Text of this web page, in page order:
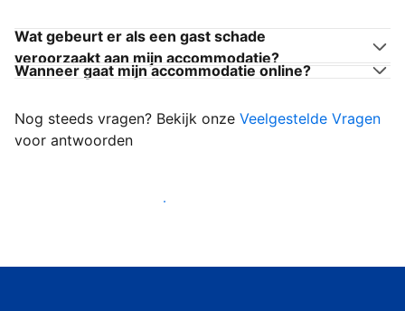
Wat gebeurt er als een gast schade
veroorzaakt aan mijn accommodatie?
Wanneer gaat mijn accommodatie online?
Nog steeds vragen? Bekijk onze Veelgestelde Vragen
voor antwoorden
Begin met het verwelkomen van gasten